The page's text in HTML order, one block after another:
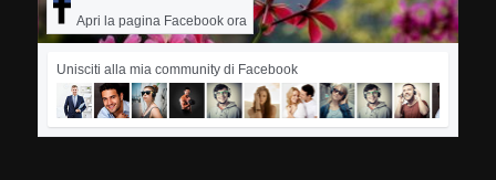
Apri la pagina Facebook ora
Unisciti alla mia community di Facebook